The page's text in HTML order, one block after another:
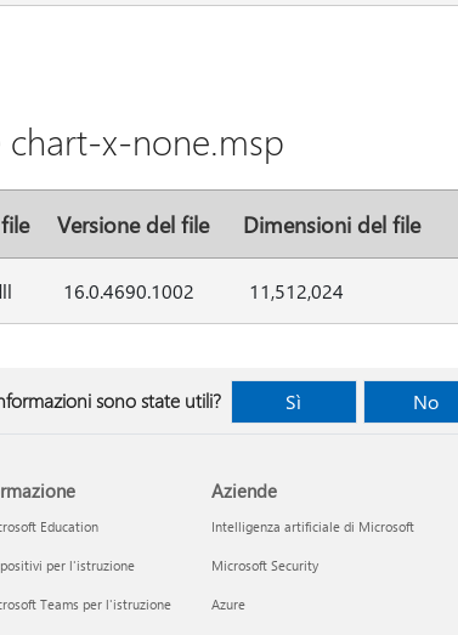
x-none.msp
Versione del file Dimensioni del file
16.0.4690.1002 11,512,024
sono state utili? Sì No
Education
per l'istruzione
Teams per l'istruzione
Aziende
Intelligenza artificiale di Microsoft
Microsoft Security
Azure